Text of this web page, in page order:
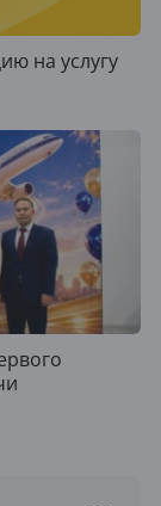
на услугу